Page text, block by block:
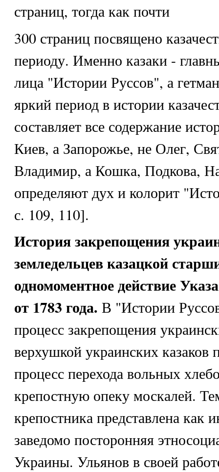
страниц, тогда как почти
300 страниц посвящено
периоду. Именно казаки -
лица "Истории Руссов", а
яркий период в истории
составляет все содержание
Киев, а Запорожье, не Олег,
Владимир, а Кошка, Подкова,
определяют дух и колорит
с. 109, 110].
История закрепощения
земледельцев казацкой
одномоментное действие
от 1783 года. В "Истории
процесс закрепощения
верхушкой украинских казаков
процесс перехода вольных
крепостную опеку москалей.
крепостника представлена как
заведомо посторонняя
Украины. Ульянов в своей